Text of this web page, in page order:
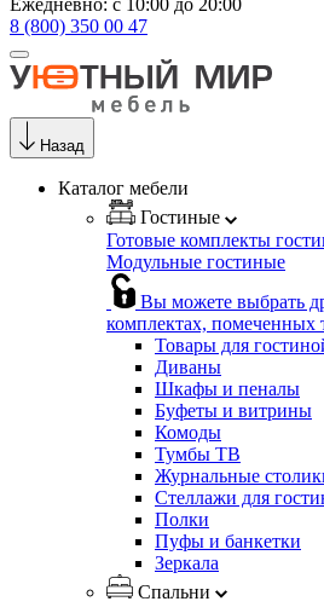
Ежедневно: с 10:00 до 20:00
8 (800) 350 00 47
Назад
Каталог мебели
Гостиные
Готовые комплекты
Модульные гостиные
Вы можете выбрать
комплектах, помеченных
Товары для
Диваны
Шкафы и пеналы
Буфеты и витрины
Комоды
Тумбы ТВ
Журнальные
Стеллажи для
Полки
Пуфы и банкетки
Зеркала
Спальни